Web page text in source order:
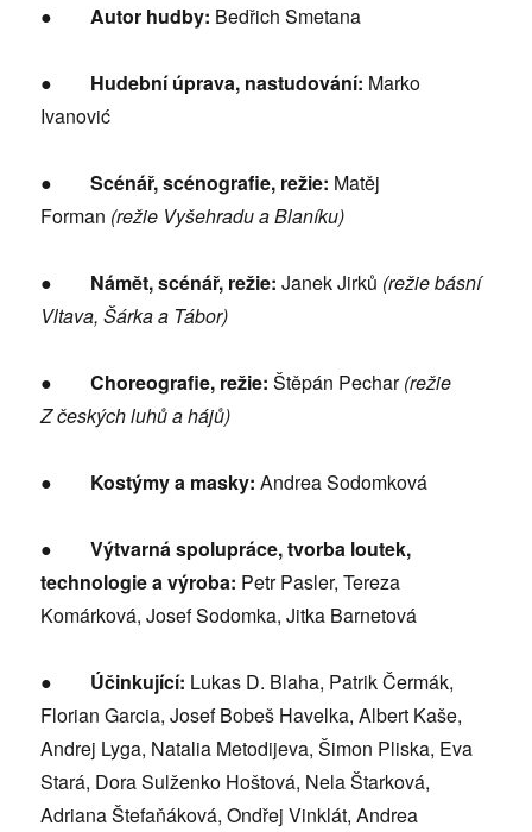
●Autor hudby: Bedřich Smetana
● Hudební úprava, nastudování: Marko
Ivanović
●Scénář, scénografie, režie: Matěj
Forman (režie Vyšehradu a Blaníku)
● Námět, scénář, režie:Janek Jirků (režie básní
Vltava, Šárka a Tábor)
●Choreografie, režie:Štěpán Pechar(režie
Zčeských luhů a hájů)
● Kostýmy a masky:Andrea Sodomková
●Výtvarná spolupráce, tvorba loutek,
technologie a výroba: Petr Pasler, Tereza
Komárková, Josef Sodomka, Jitka Barnetová
● Účinkující: Lukas D. Blaha, Patrik Čermák,
Florian Garcia, Josef Bobeš Havelka, Albert Kaše,
Andrej Lyga, Natalia Metodijeva, Šimon Pliska, Eva
Stará, Dora Sulženko Hoštová, Nela Štarková,
Adriana Štefaňáková, Ondřej Vinklát, Andrea